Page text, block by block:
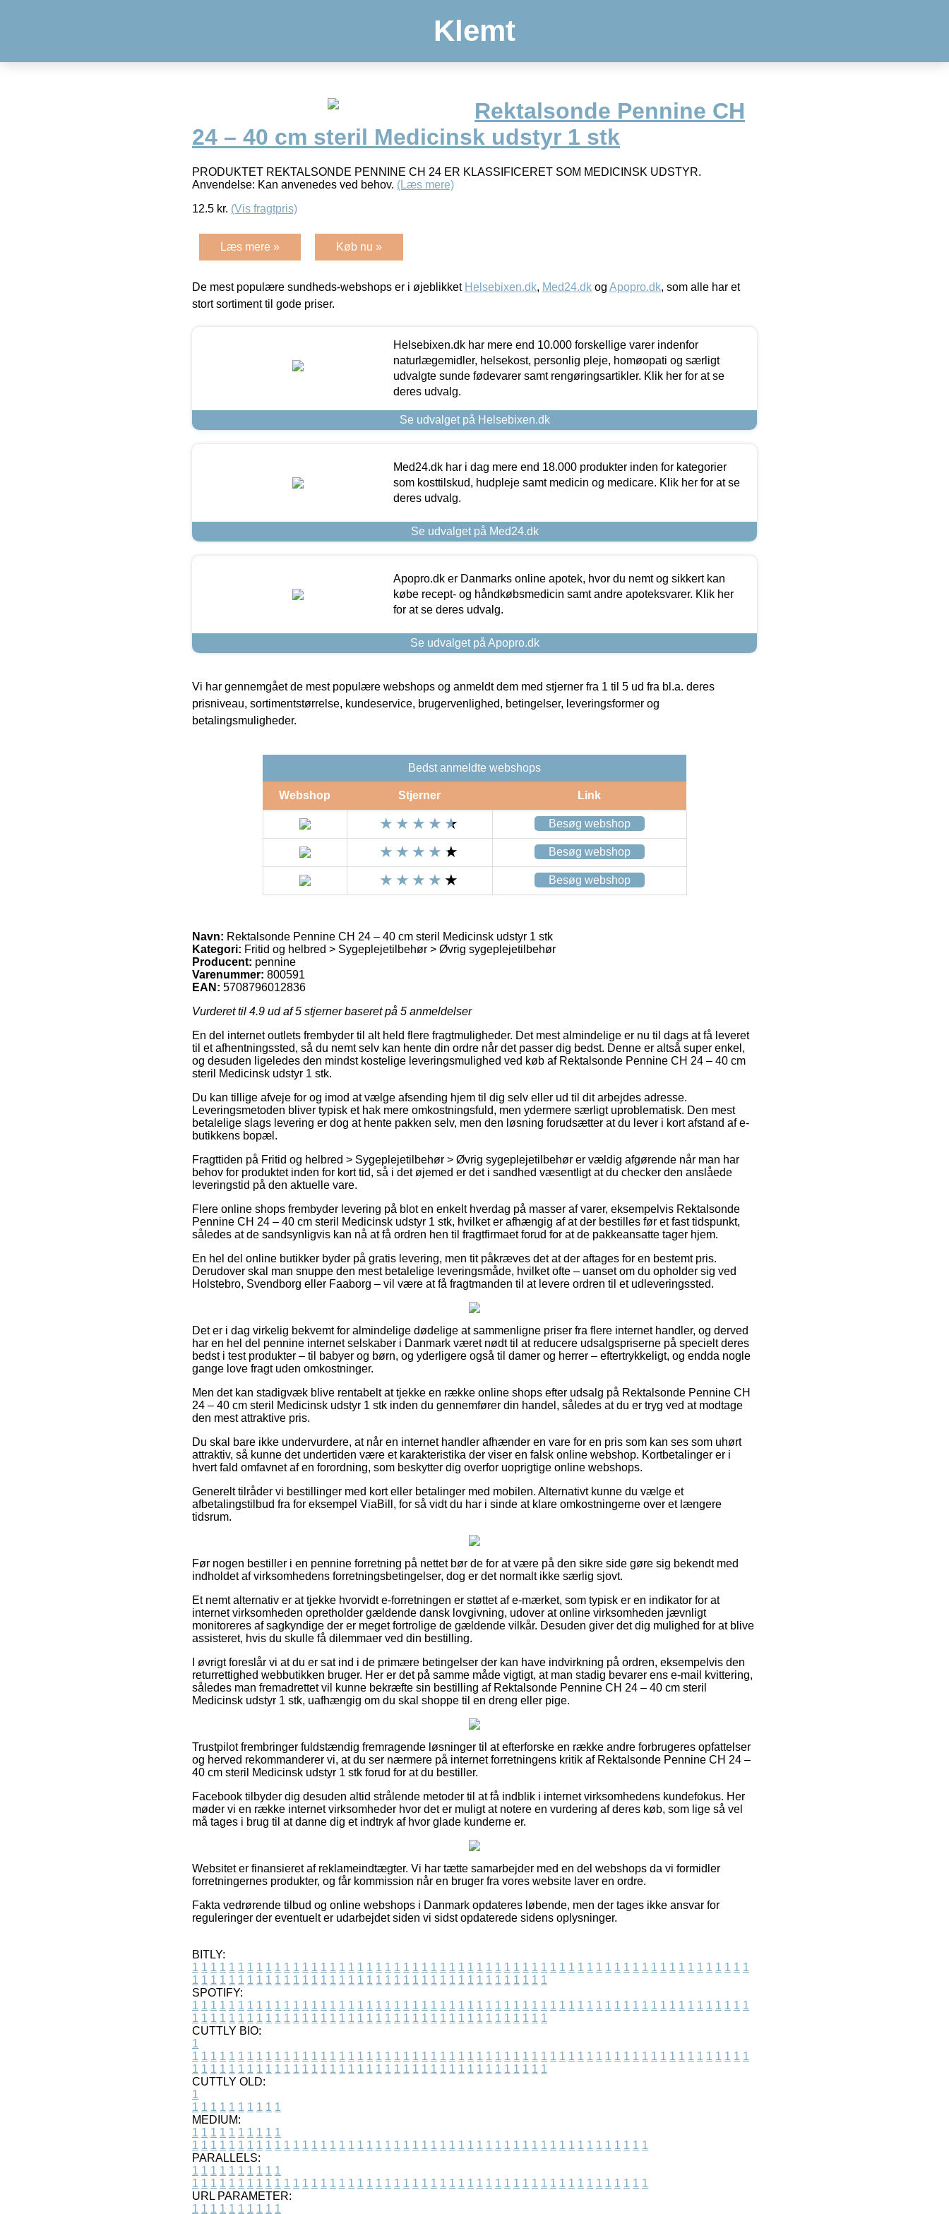
Klemt
Rektalsonde Pennine CH
24 – 40 cm steril Medicinsk udstyr 1 stk
PRODUKTET REKTALSONDE PENNINE CH 24 ER KLASSIFICERET SOM MEDICINSK UDSTYR.
Anvendelse: Kan anvenedes ved behov. (Læs mere)
12.5 kr. (Vis fragtpris)
Læs mere » Køb nu »
De mest populære sundheds-webshops er i øjeblikket Helsebixen.dk, Med24.dk og Apopro.dk, som alle har et
stort sortiment til gode priser.
Helsebixen.dk har mere end 10.000 forskellige varer indenfor
naturlægemidler, helsekost, personlig pleje, homøopati og særligt
udvalgte sunde fødevarer samt rengøringsartikler. Klik her for at se
deres udvalg.
Se udvalget på Helsebixen.dk
Med24.dk har i dag mere end 18.000 produkter inden for kategorier
som kosttilskud, hudpleje samt medicin og medicare. Klik her for at se
deres udvalg.
Se udvalget på Med24.dk
Apopro.dk er Danmarks online apotek, hvor du nemt og sikkert kan
købe recept- og håndkøbsmedicin samt andre apoteksvarer. Klik her
for at se deres udvalg.
Se udvalget på Apopro.dk
Vi har gennemgået de mest populære webshops og anmeldt dem med stjerner fra 1 til 5 ud fra bl.a. deres
prisniveau, sortimentstørrelse, kundeservice, brugervenlighed, betingelser, leveringsformer og
betalingsmuligheder.
Bedst anmeldte webshops
Webshop Stjerner Link
Besøg webshop
Besøg webshop
Besøg webshop
Navn: Rektalsonde Pennine CH 24 – 40 cm steril Medicinsk udstyr 1 stk
Kategori: Fritid og helbred > Sygeplejetilbehør > Øvrig sygeplejetilbehør
Producent: pennine
Varenummer: 800591
EAN: 5708796012836
Vurderet til 4.9 ud af 5 stjerner baseret på 5 anmeldelser
En del internet outlets frembyder til alt held flere fragtmuligheder. Det mest almindelige er nu til dags at få leveret
til et afhentningssted, så du nemt selv kan hente din ordre når det passer dig bedst. Denne er altså super enkel,
og desuden ligeledes den mindst kostelige leveringsmulighed ved køb af Rektalsonde Pennine CH 24 – 40 cm
steril Medicinsk udstyr 1 stk.
Du kan tillige afveje for og imod at vælge afsending hjem til dig selv eller ud til dit arbejdes adresse.
Leveringsmetoden bliver typisk et hak mere omkostningsfuld, men ydermere særligt uproblematisk. Den mest
betalelige slags levering er dog at hente pakken selv, men den løsning forudsætter at du lever i kort afstand af e-
butikkens bopæl.
Fragttiden på Fritid og helbred > Sygeplejetilbehør > Øvrig sygeplejetilbehør er vældig afgørende når man har
behov for produktet inden for kort tid, så i det øjemed er det i sandhed væsentligt at du checker den anslåede
leveringstid på den aktuelle vare.
Flere online shops frembyder levering på blot en enkelt hverdag på masser af varer, eksempelvis Rektalsonde
Pennine CH 24 – 40 cm steril Medicinsk udstyr 1 stk, hvilket er afhængig af at der bestilles før et fast tidspunkt,
således at de sandsynligvis kan nå at få ordren hen til fragtfirmaet forud for at de pakkeansatte tager hjem.
En hel del online butikker byder på gratis levering, men tit påkræves det at der aftages for en bestemt pris.
Derudover skal man snuppe den mest betalelige leveringsmåde, hvilket ofte – uanset om du opholder sig ved
Holstebro, Svendborg eller Faaborg – vil være at få fragtmanden til at levere ordren til et udleveringssted.
Det er i dag virkelig bekvemt for almindelige dødelige at sammenligne priser fra flere internet handler, og derved
har en hel del pennine internet selskaber i Danmark været nødt til at reducere udsalgspriserne på specielt deres
bedst i test produkter – til babyer og børn, og yderligere også til damer og herrer – eftertrykkeligt, og endda nogle
gange love fragt uden omkostninger.
Men det kan stadigvæk blive rentabelt at tjekke en række online shops efter udsalg på Rektalsonde Pennine CH
24 – 40 cm steril Medicinsk udstyr 1 stk inden du gennemfører din handel, således at du er tryg ved at modtage
den mest attraktive pris.
Du skal bare ikke undervurdere, at når en internet handler afhænder en vare for en pris som kan ses som uhørt
attraktiv, så kunne det undertiden være et karakteristika der viser en falsk online webshop. Kortbetalinger er i
hvert fald omfavnet af en forordning, som beskytter dig overfor uoprigtige online webshops.
Generelt tilråder vi bestillinger med kort eller betalinger med mobilen. Alternativt kunne du vælge et
afbetalingstilbud fra for eksempel ViaBill, for så vidt du har i sinde at klare omkostningerne over et længere
tidsrum.
Før nogen bestiller i en pennine forretning på nettet bør de for at være på den sikre side gøre sig bekendt med
indholdet af virksomhedens forretningsbetingelser, dog er det normalt ikke særlig sjovt.
Et nemt alternativ er at tjekke hvorvidt e-forretningen er støttet af e-mærket, som typisk er en indikator for at
internet virksomheden opretholder gældende dansk lovgivning, udover at online virksomheden jævnligt
monitoreres af sagkyndige der er meget fortrolige de gældende vilkår. Desuden giver det dig mulighed for at blive
assisteret, hvis du skulle få dilemmaer ved din bestilling.
I øvrigt foreslår vi at du er sat ind i de primære betingelser der kan have indvirkning på ordren, eksempelvis den
returrettighed webbutikken bruger. Her er det på samme måde vigtigt, at man stadig bevarer ens e-mail kvittering,
således man fremadrettet vil kunne bekræfte sin bestilling af Rektalsonde Pennine CH 24 – 40 cm steril
Medicinsk udstyr 1 stk, uafhængig om du skal shoppe til en dreng eller pige.
Trustpilot frembringer fuldstændig fremragende løsninger til at efterforske en række andre forbrugeres opfattelser
og herved rekommanderer vi, at du ser nærmere på internet forretningens kritik af Rektalsonde Pennine CH 24 –
40 cm steril Medicinsk udstyr 1 stk forud for at du bestiller.
Facebook tilbyder dig desuden altid strålende metoder til at få indblik i internet virksomhedens kundefokus. Her
møder vi en række internet virksomheder hvor det er muligt at notere en vurdering af deres køb, som lige så vel
må tages i brug til at danne dig et indtryk af hvor glade kunderne er.
Websitet er finansieret af reklameindtægter. Vi har tætte samarbejder med en del webshops da vi formidler
forretningernes produkter, og får kommission når en bruger fra vores website laver en ordre.
Fakta vedrørende tilbud og online webshops i Danmark opdateres løbende, men der tages ikke ansvar for
reguleringer der eventuelt er udarbejdet siden vi sidst opdaterede sidens oplysninger.
BITLY:
1 1 1 1 1 1 1 1 1 1 1 1 1 1 1 1 1 1 1 1 1 1 1 1 1 1 1 1 1 1 1 1 1 1 1 1 1 1 1 1 1 1 1 1 1 1 1 1 1 1 1 1 1 1 1 1 1 1 1 1 1
1 1 1 1 1 1 1 1 1 1 1 1 1 1 1 1 1 1 1 1 1 1 1 1 1 1 1 1 1 1 1 1 1 1 1 1 1 1 1
SPOTIFY:
1 1 1 1 1 1 1 1 1 1 1 1 1 1 1 1 1 1 1 1 1 1 1 1 1 1 1 1 1 1 1 1 1 1 1 1 1 1 1 1 1 1 1 1 1 1 1 1 1 1 1 1 1 1 1 1 1 1 1 1 1
1 1 1 1 1 1 1 1 1 1 1 1 1 1 1 1 1 1 1 1 1 1 1 1 1 1 1 1 1 1 1 1 1 1 1 1 1 1 1
CUTTLY BIO:
1
1 1 1 1 1 1 1 1 1 1 1 1 1 1 1 1 1 1 1 1 1 1 1 1 1 1 1 1 1 1 1 1 1 1 1 1 1 1 1 1 1 1 1 1 1 1 1 1 1 1 1 1 1 1 1 1 1 1 1 1 1
1 1 1 1 1 1 1 1 1 1 1 1 1 1 1 1 1 1 1 1 1 1 1 1 1 1 1 1 1 1 1 1 1 1 1 1 1 1 1
CUTTLY OLD:
1
1 1 1 1 1 1 1 1 1 1
MEDIUM:
1 1 1 1 1 1 1 1 1 1
1 1 1 1 1 1 1 1 1 1 1 1 1 1 1 1 1 1 1 1 1 1 1 1 1 1 1 1 1 1 1 1 1 1 1 1 1 1 1 1 1 1 1 1 1 1 1 1 1 1
PARALLELS:
1 1 1 1 1 1 1 1 1 1
1 1 1 1 1 1 1 1 1 1 1 1 1 1 1 1 1 1 1 1 1 1 1 1 1 1 1 1 1 1 1 1 1 1 1 1 1 1 1 1 1 1 1 1 1 1 1 1 1 1
URL PARAMETER:
1 1 1 1 1 1 1 1 1 1